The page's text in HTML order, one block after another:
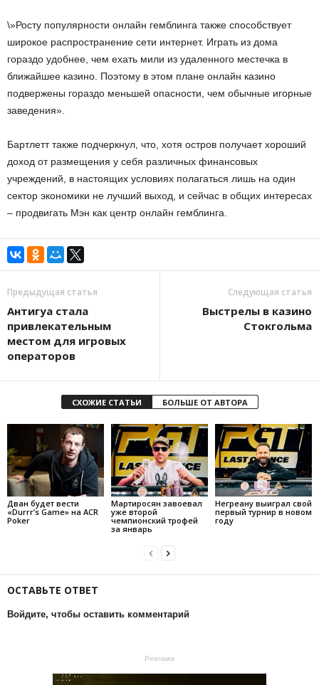
\»Росту популярности онлайн гемблинга также способствует
широкое распространение сети интернет. Играть из дома
гораздо удобнее, чем ехать мили из удаленного местечка в
ближайшее казино. Поэтому в этом плане онлайн казино
подвержены гораздо меньшей опасности, чем обычные игорные
заведения».
Бартлетт также подчеркнул, что, хотя остров получает хороший
доход от размещения у себя различных финансовых
учреждений, в настоящих условиях полагаться лишь на один
сектор экономики не лучший выход, и сейчас в общих интересах
– продвигать Мэн как центр онлайн гемблинга.
Предыдущая статья
Антигуа стала
привлекательным
местом для игровых
операторов
Следующая статья
Выстрелы в казино
Стокгольма
СХОЖИЕ СТАТЬИ БОЛЬШЕ ОТ АВТОРА
Дван будет вести
«Durrr’s Game» на ACR
Poker
Мартиросян завоевал
уже второй
чемпионский трофей
за январь
Негреану выиграл свой
первый турнир в новом
году
ОСТАВЬТЕ ОТВЕТ
Войдите, чтобы оставить комментарий
Реклама